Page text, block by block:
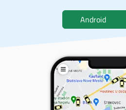
Android